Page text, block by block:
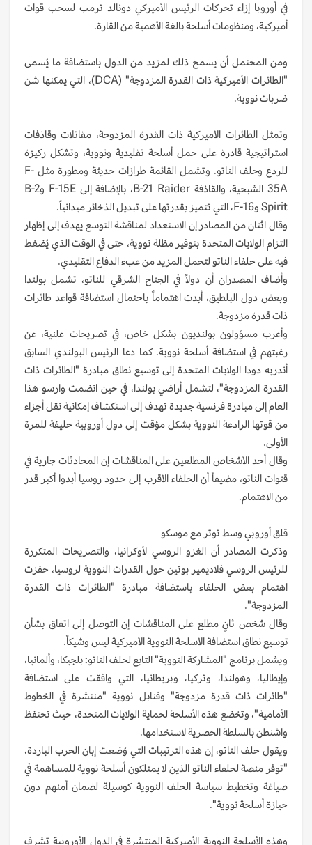
في أوروبا إزاء تحركات الرئيس الأميركي دونالد ترمب لسحب قوات
أميركية، ومنظومات أسلحة بالغة الأهمية من القارة.
ومن المحتمل أن يسمح ذلك لمزيد من الدول باستضافة ما يُسمى
"الطائرات الأميركية ذات القدرة المزدوجة" (DCA)، التي يمكنها شن
ضربات نووية.
وتمثل الطائرات الأميركية ذات القدرة المزدوجة، مقاتلات وقاذفات
استراتيجية قادرة على حمل أسلحة تقليدية ونووية، وتشكل ركيزة
للردع وحلف الناتو. وتشمل القائمة طرازات حديثة ومطورة مثل F-
35A الشبحية، والقاذفة B-21 Raider، بالإضافة إلى F-15E وB-2
Spirit وF-16، التي تتميز بقدرتها على تبديل الذخائر ميدانياً.
وقال اثنان من المصادر إن الاستعداد لمناقشة التوسع يهدف إلى إظهار
التزام الولايات المتحدة بتوفير مظلة نووية، حتى في الوقت الذي يُضغط
فيه على حلفاء الناتو لتحمل المزيد من عبء الدفاع التقليدي.
وأضاف المصدران أن دولاً في الجناح الشرقي للناتو، تشمل بولندا
وبعض دول البلطيق، أبدت اهتماماً باحتمال استضافة قواعد طائرات
ذات قدرة مزدوجة.
وأعرب مسؤولون بولنديون بشكل خاص، في تصريحات علنية، عن
رغبتهم في استضافة أسلحة نووية. كما دعا الرئيس البولندي السابق
أندريه دودا الولايات المتحدة إلى توسيع نطاق مبادرة "الطائرات ذات
القدرة المزدوجة"، لتشمل أراضي بولندا، في حين انضمت وارسو هذا
العام إلى مبادرة فرنسية جديدة تهدف إلى استكشاف إمكانية نقل أجزاء
من قوتها الرادعة النووية بشكل مؤقت إلى دول أوروبية حليفة للمرة
الأولى.
وقال أحد الأشخاص المطلعين على المناقشات إن المحادثات جارية في
قنوات الناتو، مضيفاً أن الحلفاء الأقرب إلى حدود روسيا أبدوا أكبر قدر
من الاهتمام.
قلق أوروبي وسط توتر مع موسكو
وذكرت المصادر أن الغزو الروسي لأوكرانيا، والتصريحات المتكررة
للرئيس الروسي فلاديمير بوتين حول القدرات النووية لروسيا، حفزت
اهتمام بعض الحلفاء باستضافة مبادرة "الطائرات ذات القدرة
المزدوجة".
وقال شخص ثانٍ مطلع على المناقشات إن التوصل إلى اتفاق بشأن
توسيع نطاق استضافة الأسلحة النووية الأميركية ليس وشيكاً.
ويشمل برنامج "المشاركة النووية" التابع لحلف الناتو: بلجيكا، وألمانيا،
وإيطاليا، وهولندا، وتركيا، وبريطانيا، التي وافقت على استضافة
"طائرات ذات قدرة مزدوجة" وقنابل نووية "منتشرة في الخطوط
الأمامية"، وتخضع هذه الأسلحة لحماية الولايات المتحدة، حيث تحتفظ
واشنطن بالسلطة الحصرية لاستخدامها.
ويقول حلف الناتو، إن هذه الترتيبات التي وُضعت إبان الحرب الباردة،
"توفر منصة لحلفاء الناتو الذين لا يمتلكون أسلحة نووية للمساهمة في
صياغة وتخطيط سياسة الحلف النووية كوسيلة لضمان أمنهم دون
حيازة أسلحة نووية".
وهذه الأسلحة النووية الأميركية المنتشرة في الدول الأوروبية تشرف